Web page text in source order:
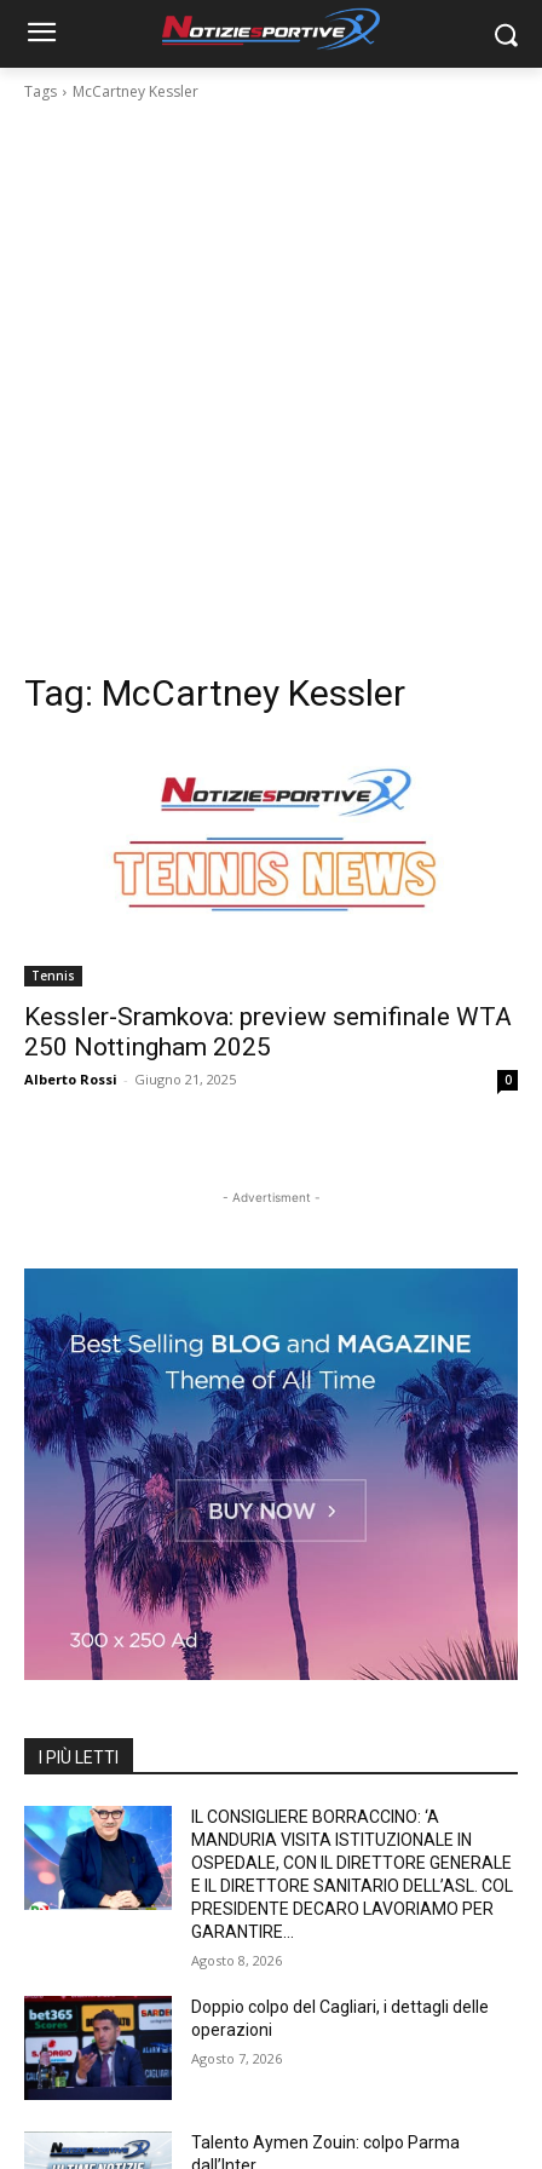
Tags McCartney Kessler
Tag: McCartney Kessler
Tennis
Kessler-Sramkova: preview semifinale WTA
250 Nottingham 2025
Alberto Rossi - Giugno 21, 2025 0
- Advertisment -
I PIÙ LETTI
IL CONSIGLIERE BORRACCINO: ‘A
MANDURIA VISITA ISTITUZIONALE IN
OSPEDALE, CON IL DIRETTORE GENERALE
E IL DIRETTORE SANITARIO DELL’ASL. COL
PRESIDENTE DECARO LAVORIAMO PER
GARANTIRE...
Agosto 8, 2026
Doppio colpo del Cagliari, i dettagli delle
operazioni
Agosto 7, 2026
Talento Aymen Zouin: colpo Parma
dall’Inter